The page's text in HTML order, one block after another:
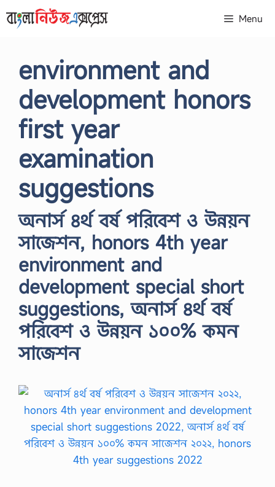
to
Menu
environment and
development honors
first year
examination
suggestions
অনার্স ৪র্থ বর্ষ পরিবেশ ও উন্নয়ন
সাজেশন, honors 4th year
environment and
development special short
suggestions, অনার্স ৪র্থ বর্ষ
পরিবেশ ও উন্নয়ন ১০০% কমন
সাজেশন